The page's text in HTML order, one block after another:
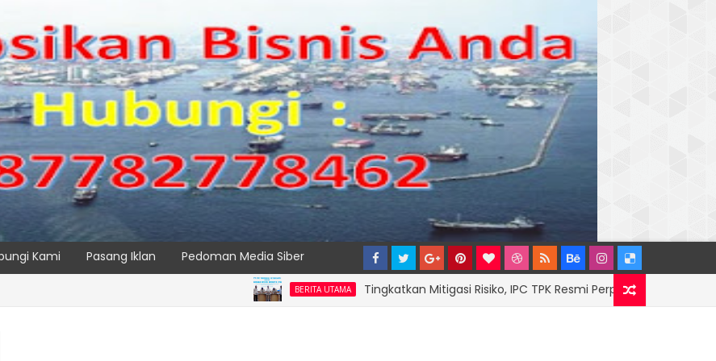
Kami Pasang Iklan Pedoman Media Siber
BERITA UTAMA Tingkatkan Mitigasi Risiko, IPC TPK Resmi Perpanjang Sinergi Hukum